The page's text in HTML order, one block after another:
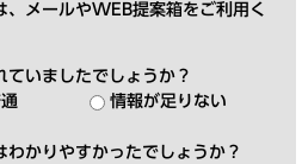
、メールやWEB提案箱をご利用く
ていましたでしょうか？
情報が足りない
かりやすかったでしょうか？